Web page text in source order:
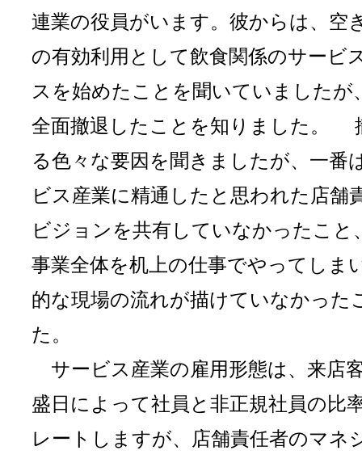
連業の役員がいます。彼からは、空
の有効利用として飲食関係のサービ
スを始めたことを聞いていましたが
全面撤退したことを知りました。
る色々な要因を聞きましたが、一番
ビス産業に精通したと思われた店舗
ビジョンを共有していなかったこと
事業全体を机上の仕事でやってしま
的な現場の流れが描けていなかった
た。
サービス産業の雇用形態は、来店
盛日によって社員と非正規社員の比
レートしますが、店舗責任者のマネ